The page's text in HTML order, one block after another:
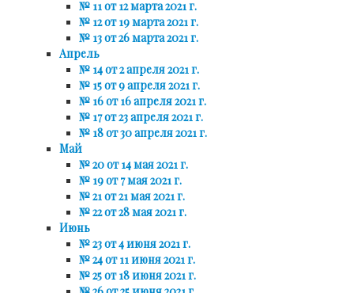
№ 11 от 12 марта 2021 г.
№ 12 от 19 марта 2021 г.
№ 13 от 26 марта 2021 г.
Апрель
№ 14 от 2 апреля 2021 г.
№ 15 от 9 апреля 2021 г.
№ 16 от 16 апреля 2021 г.
№ 17 от 23 апреля 2021 г.
№ 18 от 30 апреля 2021 г.
Май
№ 20 от 14 мая 2021 г.
№ 19 от 7 мая 2021 г.
№ 21 от 21 мая 2021 г.
№ 22 от 28 мая 2021 г.
Июнь
№ 23 от 4 июня 2021 г.
№ 24 от 11 июня 2021 г.
№ 25 от 18 июня 2021 г.